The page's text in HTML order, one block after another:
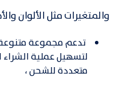
والمتغيرات مثل الألوان
تدعم مجموعة متنوعة
لتسهيل عملية الشراء
متعددة للشحن ،